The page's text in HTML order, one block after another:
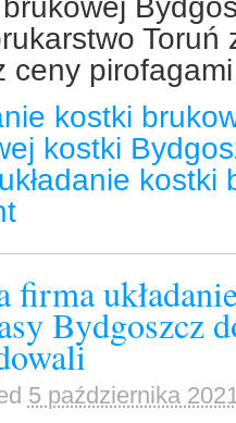
Toruń
ceny
kostki
kostki
układanie kostki
firma
Bydgoszcz
5 października